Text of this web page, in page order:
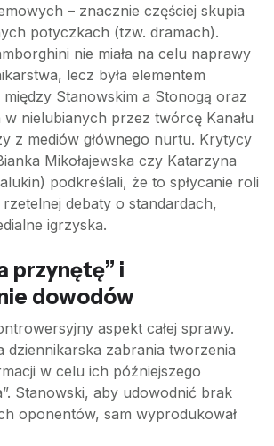
– znacznie częściej skupia
potyczkach (tzw. dramach).
nie miała na celu naprawy
lecz była elementem
Stanowskim a Stonogą oraz
nielubianych przez twórcę Kanału
z mediów głównego nurtu. Krytycy
Mikołajewska czy Katarzyna
podkreślali, że to spłycanie roli
rzetelnej debaty o standardach,
igrzyska.
przynętę” i
dowodów
aspekt całej sprawy.
dziennikarska zabrania tworzenia
w celu ich późniejszego
Stanowski, aby udowodnić brak
oponentów, sam wyprodukował